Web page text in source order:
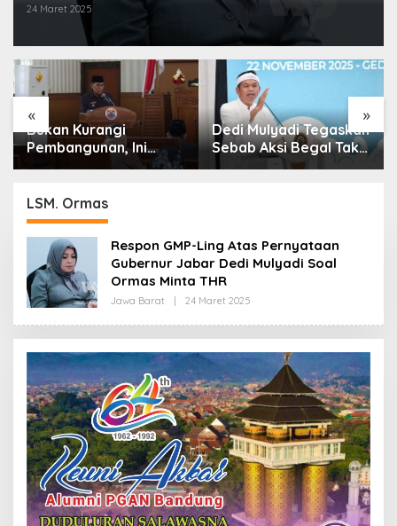
24 Maret 2025
« »
Bukan Kurangi
Pembangunan, Ini
Alasan Pemkot Cimahi
Belanja Daerah
Dedi Mulyadi Tegaskan
Sebab Aksi Begal Tak
Boleh Hanya Dikaitkan
LSM. Ormas
Respon GMP-Ling Atas Pernyataan
Gubernur Jabar Dedi Mulyadi Soal
Ormas Minta THR
Jawa Barat 24 Maret 2025
E
H
R
D
A
K
I